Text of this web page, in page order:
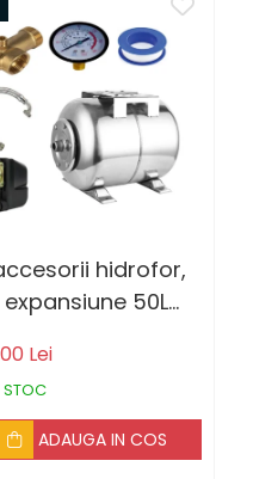
hidrofor,
50L
racord 5
furtun
inox cu cot
NU
Lei
STOC
ADAUGA IN COS